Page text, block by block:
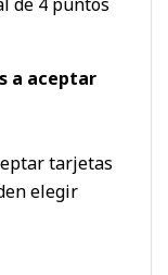
a aceptar
tarjetas
elegir